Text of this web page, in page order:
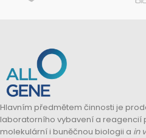
Hlavním předmětem činnosti je
laboratorního vybavení a reagencií
molekulární i buněčnou biologii a in